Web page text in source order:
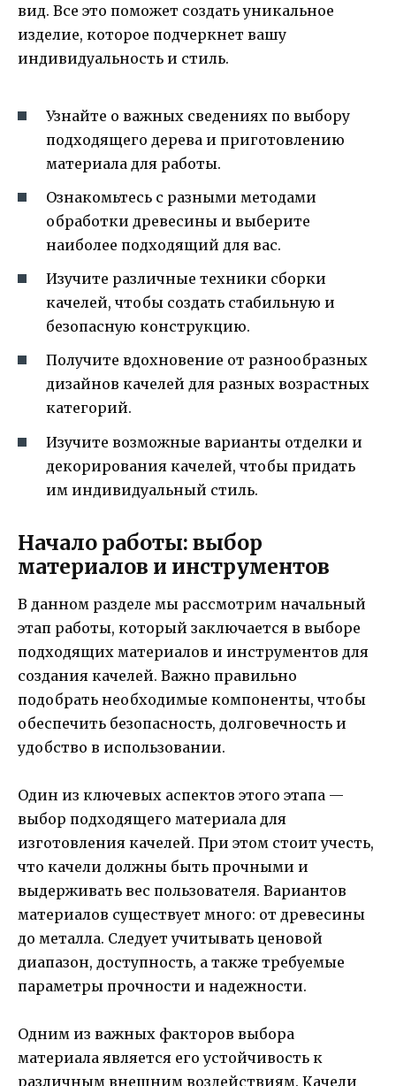
вид. Все это поможет создать уникальное
изделие, которое подчеркнет вашу
индивидуальность и стиль.
Узнайте о важных сведениях по выбору
подходящего дерева и приготовлению
материала для работы.
Ознакомьтесь с разными методами
обработки древесины и выберите
наиболее подходящий для вас.
Изучите различные техники сборки
качелей, чтобы создать стабильную и
безопасную конструкцию.
Получите вдохновение от разнообразных
дизайнов качелей для разных возрастных
категорий.
Изучите возможные варианты отделки и
декорирования качелей, чтобы придать
им индивидуальный стиль.
Начало работы: выбор
материалов и инструментов
В данном разделе мы рассмотрим начальный
этап работы, который заключается в выборе
подходящих материалов и инструментов для
создания качелей. Важно правильно
подобрать необходимые компоненты, чтобы
обеспечить безопасность, долговечность и
удобство в использовании.
Один из ключевых аспектов этого этапа —
выбор подходящего материала для
изготовления качелей. При этом стоит учесть,
что качели должны быть прочными и
выдерживать вес пользователя. Вариантов
материалов существует много: от древесины
до металла. Следует учитывать ценовой
диапазон, доступность, а также требуемые
параметры прочности и надежности.
Одним из важных факторов выбора
материала является его устойчивость к
различным внешним воздействиям. Качели